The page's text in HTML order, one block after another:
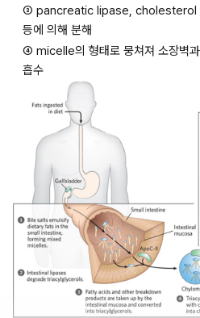
③ pancreatic lipase,
등에 의해 분해
④ micelle의 형태로 뭉쳐져 소장벽
흡수